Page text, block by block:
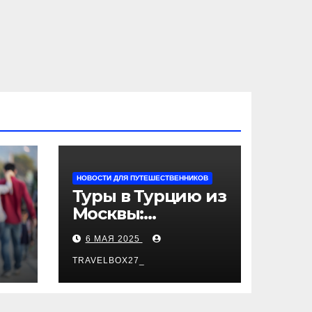
НОВОСТИ ДЛЯ ПУТЕШЕСТВЕННИКОВ
Туры в Турцию из
Москвы:
пляжный отдых,
экскурсии и
лучшие курорты
6 МАЯ 2025
TRAVELBOX27_